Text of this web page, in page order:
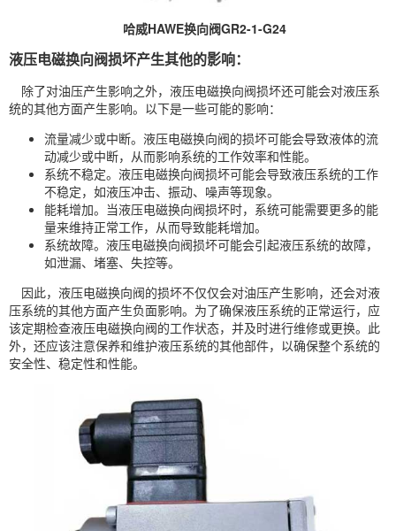
哈威HAWE换向阀GR2-1-G24
液压电磁换向阀损坏产生其他的影响：
除了对油压产生影响之外，液压电磁换向阀损坏还可能会对液压系
统的其他方面产生影响。以下是一些可能的影响：
流量减少或中断。液压电磁换向阀的损坏可能会导致液体的流
动减少或中断，从而影响系统的工作效率和性能。
系统不稳定。液压电磁换向阀损坏可能会导致液压系统的工作
不稳定，如液压冲击、振动、噪声等现象。
能耗增加。当液压电磁换向阀损坏时，系统可能需要更多的能
量来维持正常工作，从而导致能耗增加。
系统故障。液压电磁换向阀损坏可能会引起液压系统的故障，
如泄漏、堵塞、失控等。
因此，液压电磁换向阀的损坏不仅仅会对油压产生影响，还会对液
压系统的其他方面产生负面影响。为了确保液压系统的正常运行，应
该定期检查液压电磁换向阀的工作状态，并及时进行维修或更换。此
外，还应该注意保养和维护液压系统的其他部件，以确保整个系统的
安全性、稳定性和性能。